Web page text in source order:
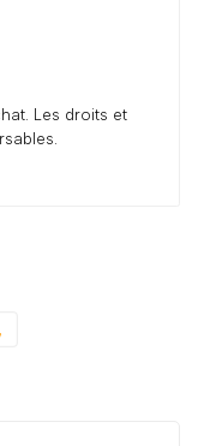
Les droits et